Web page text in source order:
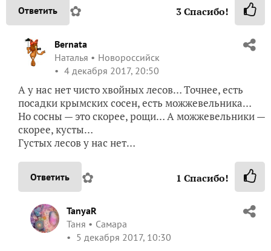
Ответить ✿ 3Спасибо!
Bernata
Наталья
Новороссийск
4 декабря 2017, 20:50
А у нас нет чисто хвойных лесов… Точнее, есть
посадки крымских сосен, есть можжевельника…
Но сосны — это скорее, рощи… А можжевельники —
скорее, кусты…
Густых лесов у нас нет…
Ответить ✿ 1 Спасибо!
TanyaR
Таня
Самара
5 декабря 2017, 10:30